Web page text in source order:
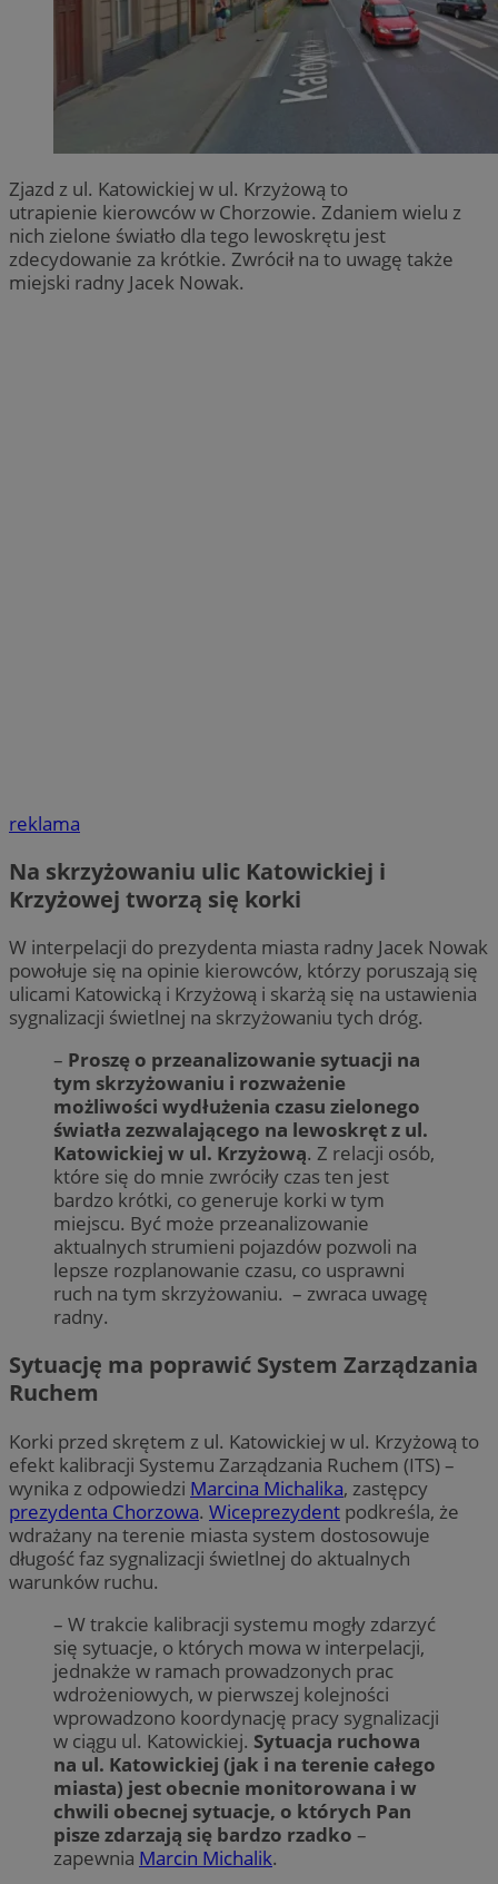
Zjazd z ul. Katowickiej w ul. Krzyżową to
utrapienie kierowców w Chorzowie. Zdaniem wielu z
nich zielone światło dla tego lewoskrętu jest
zdecydowanie za krótkie. Zwrócił na to uwagę także
miejski radny Jacek Nowak.
reklama
Na skrzyżowaniu ulic Katowickiej i
Krzyżowej tworzą się korki
W interpelacji do prezydenta miasta radny Jacek Nowak
powołuje się na opinie kierowców, którzy poruszają się
ulicami Katowicką i Krzyżową i skarżą się na ustawienia
sygnalizacji świetlnej na skrzyżowaniu tych dróg.
– Proszę o przeanalizowanie sytuacji na
tym skrzyżowaniu i rozważenie
możliwości wydłużenia czasu zielonego
światła zezwalającego na lewoskręt z ul.
Katowickiej w ul. Krzyżową. Z relacji osób,
które się do mnie zwróciły czas ten jest
bardzo krótki, co generuje korki w tym
miejscu. Być może przeanalizowanie
aktualnych strumieni pojazdów pozwoli na
lepsze rozplanowanie czasu, co usprawni
ruch na tym skrzyżowaniu. – zwraca uwagę
radny.
Sytuację ma poprawić System Zarządzania
Ruchem
Korki przed skrętem z ul. Katowickiej w ul. Krzyżową to
efekt kalibracji Systemu Zarządzania Ruchem (ITS) –
wynika z odpowiedzi Marcina Michalika, zastępcy
prezydenta Chorzowa. Wiceprezydent podkreśla, że
wdrażany na terenie miasta system dostosowuje
długość faz sygnalizacji świetlnej do aktualnych
warunków ruchu.
– W trakcie kalibracji systemu mogły zdarzyć
się sytuacje, o których mowa w interpelacji,
jednakże w ramach prowadzonych prac
wdrożeniowych, w pierwszej kolejności
wprowadzono koordynację pracy sygnalizacji
w ciągu ul. Katowickiej. Sytuacja ruchowa
na ul. Katowickiej (jak i na terenie całego
miasta) jest obecnie monitorowana i w
chwili obecnej sytuacje, o których Pan
pisze zdarzają się bardzo rzadko –
zapewnia Marcin Michalik.